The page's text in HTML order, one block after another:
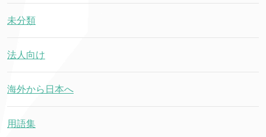
未分類
法人向け
海外から日本へ
用語集